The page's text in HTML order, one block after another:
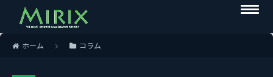
ホーム コラム